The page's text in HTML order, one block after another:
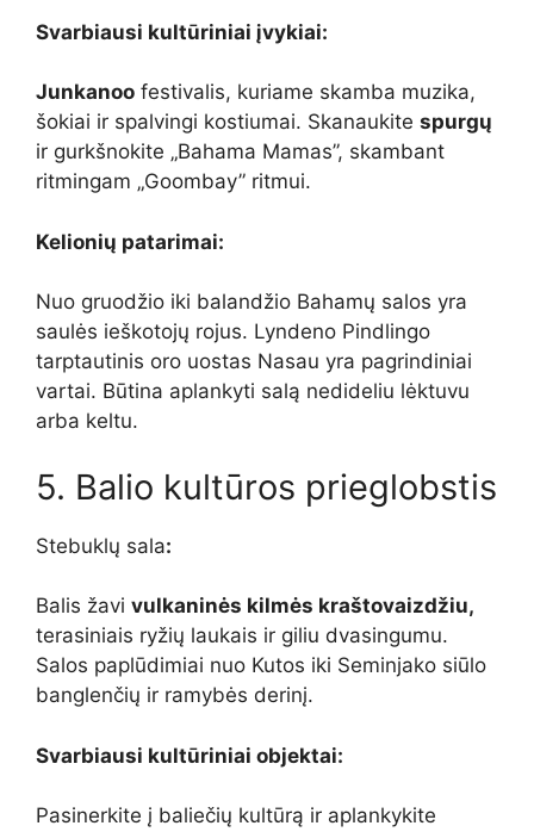
Svarbiausi kultūriniai įvykiai:
Junkanoo festivalis, kuriame skamba muzika,
šokiai ir spalvingi kostiumai. Skanaukite spurgų
ir gurkšnokite „Bahama Mamas”, skambant
ritmingam „Goombay” ritmui.
Kelionių patarimai:
Nuo gruodžio iki balandžio Bahamų salos yra
saulės ieškotojų rojus. Lyndeno Pindlingo
tarptautinis oro uostas Nasau yra pagrindiniai
vartai. Būtina aplankyti salą nedideliu lėktuvu
arba keltu.
5. Balio kultūros prieglobstis
Stebuklų sala:
Balis žavi vulkaninės kilmės kraštovaizdžiu,
terasiniais ryžių laukais ir giliu dvasingumu.
Salos paplūdimiai nuo Kutos iki Seminjako siūlo
banglenčių ir ramybės derinį.
Svarbiausi kultūriniai objektai:
Pasinerkite į baliečių kultūrą ir aplankykite